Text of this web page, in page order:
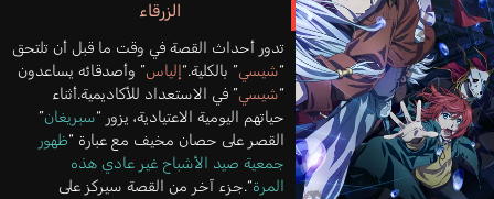
الزرقاء
تدور أحداث القصة في وقت ما قبل أن تلتحق
“شيسي” بالكلية.“إلياس” وأصدقائه يساعدون
“شيسي” في الاستعداد للأكاديمية.أثناء
حياتهم اليومية الاعتيادية، يزور “سبريغان”
القصر على حصان مخيف مع عبارة “ظهور
جمعية صيد الأشباح غير عادي هذه
المرة“.جزء آخر من القصة سيركز على